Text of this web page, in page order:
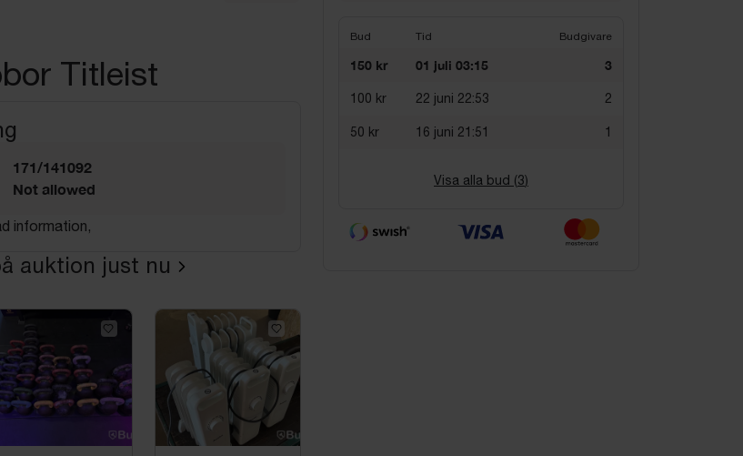
Titleist
171/141092
Not allowed
information,
auktion just nu
Bud Tid Budgivare
150 kr 01 juli 03:15 3
100 kr 22 juni 22:53 2
50 kr 16 juni 21:51 1
Visa alla bud (3)